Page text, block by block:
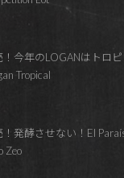
今年のLOGANはトロピ
Tropical
発酵させない！El
Zeo